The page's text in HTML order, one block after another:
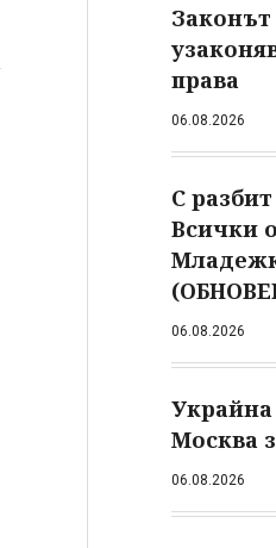
права
06.08.2026
С
Всички
06.08.2026
Москва
06.08.2026